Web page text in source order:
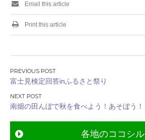
Email this article
Print this article
投
稿
ナ
ビ
ゲ
富士見検定回答inふるさと祭り
南畑の田んぼで秋を食べよう！あそぼう！
各地のココシル